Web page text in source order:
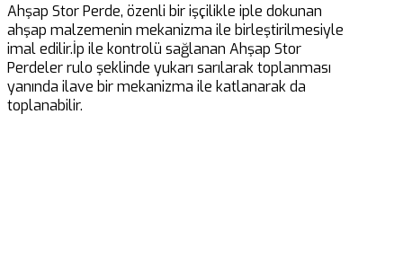
Ahşap Stor Perde, özenli bir işçilikle iple dokunan
ahşap malzemenin mekanizma ile birleştirilmesiyle
imal edilir.İp ile kontrolü sağlanan Ahşap Stor
Perdeler rulo şeklinde yukarı sarılarak toplanması
yanında ilave bir mekanizma ile katlanarak da
toplanabilir.